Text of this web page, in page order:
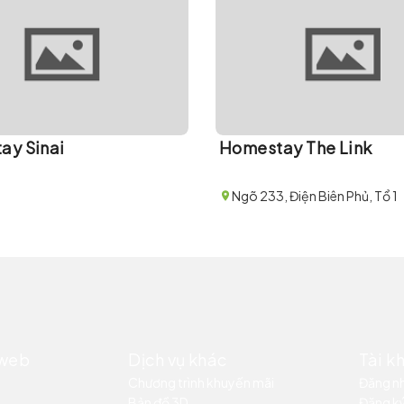
Sinai Homestay The Link
Ngõ 233, Điện Biên Phủ, Tổ 1